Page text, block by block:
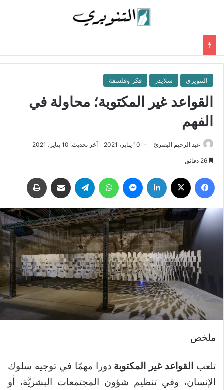
التنويري سلايدر فكر وفلسفة
القواعد غير المكتوبة؛ محاولة في
الفهم
عبد الرحيم البصريّ 10 يناير، 2021 آخر تحديث: 10 يناير، 2021
ملخص
تلعب القواعد غير المكتوبة دورا مهمّا في توجيه سلوك
الإنسان، وفي تنظيم شؤون المجتمعات البشريَّة، أو